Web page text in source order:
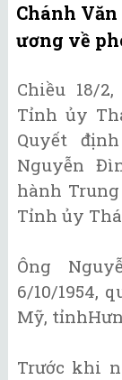
Chánh
ương về
Chiều 18/
Tỉnh ủy
Quyết
Nguyễn
hành
Tỉnh ủy
Ông
6/10/1954,
Mỹ,
Trước khi